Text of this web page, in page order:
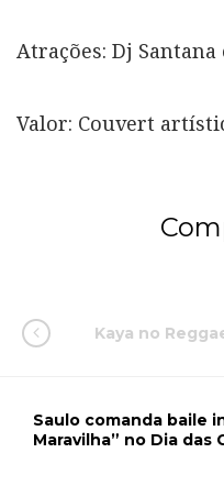
Atrações: Dj Santana
Valor: Couvert
Kaya no
Saulo comanda baile
Maravilha” no Dia das